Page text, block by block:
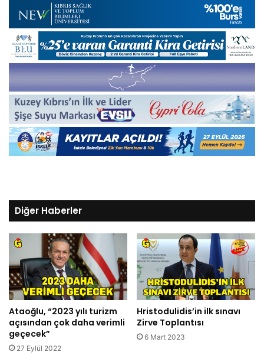
Diğer Haberler
Ataoğlu, “2023 yılı turizm
açısından çok daha verimli
geçecek”
27 Eylül 2022
Hristodulidis’in ilk sınavı
Zirve Toplantısı
6 Mart 2023